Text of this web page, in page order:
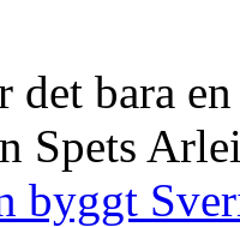
det bara
Spets
byggt